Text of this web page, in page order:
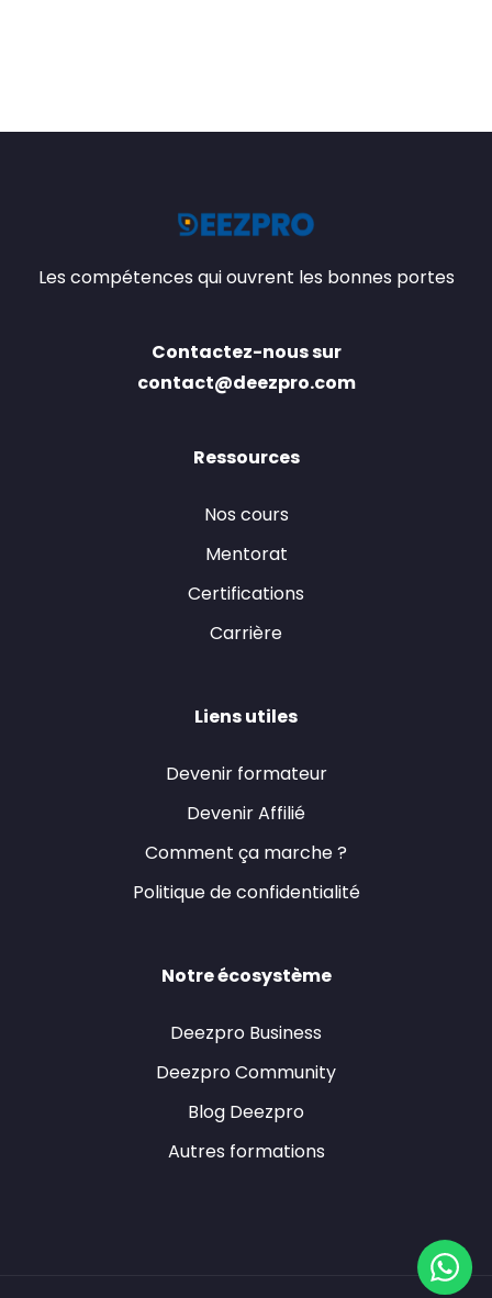
Les compétences qui ouvrent les bonnes portes
Contactez-nous sur
contact@deezpro.com
Ressources
Nos cours
Mentorat
Certifications
Carrière
Liens utiles
Devenir formateur
Devenir Affilié
Comment ça marche ?
Politique de confidentialité
Notre écosystème
Deezpro Business
Deezpro Community
Blog Deezpro
Autres formations